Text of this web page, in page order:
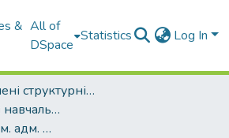
& All of
DSpace
Statistics Log In
Відокремлені структурні підрозділи НУК ім. адм. Макарова
Первомайський навчально-науковий інститут НУК ім. адм. Макарова (ПННІ НУК)
ВСП ПННІ НУК ім. адм. Макарова